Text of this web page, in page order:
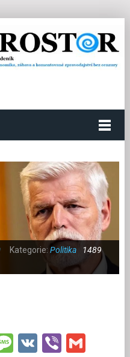
Kategorie: Politika
1489
Message
VKViber